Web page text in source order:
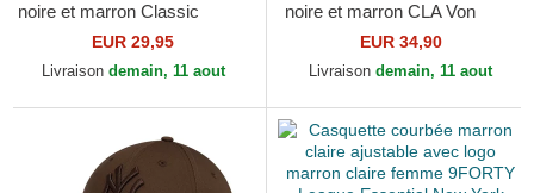
noire et marron Classic
EUR 29,95
Livraison demain, 11 aout
noire et marron CLA Von
EUR 34,90
Livraison demain, 11 aout